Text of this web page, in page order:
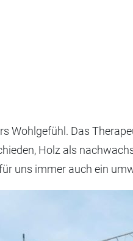
Wohlgefühl. Das
Holz als
uns immer auch ein